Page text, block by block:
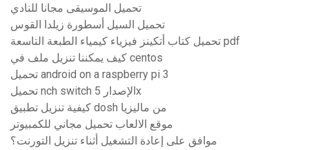
تحميل الموسيقى مجانا للنادي
تحميل السيل أسطورة زيلدا القوس
تحميل كتاب أتكينز فيزياء كيمياء الطبعة التاسعة pdf
كيف يمكننا تنزيل ملف في centos
تحميل android on a raspberry pi 3
تحميل nch switch الإصدار 5x
كيفية تنزيل تطبيق dosh من ماليزيا
موقع الالعاب تحميل مجاني للكمبيوتر
موافق على إعادة التشغيل أثناء تنزيل التورنت؟